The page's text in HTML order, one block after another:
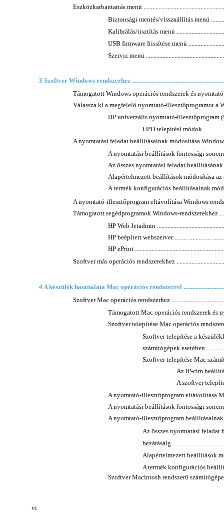
Eszközkarbantartás menü
Biztonsági mentés/visszaállítás menü
Kalibrálás/tisztítás menü
USB firmware frissítése menü
Szerviz menü
3 Szoftver Windows rendszerhez
Támogatott Windows operációs rendszerek és
Válassza ki a megfelelő nyomtató-illesztőprogramot a
HP univerzális nyomtató-illesztőprogram
UPD telepítési módok
A nyomtatási feladat beállításainak módosítása
A nyomtatási beállítások fontossági
Az összes nyomtatási feladat
Alapértelmezett beállítások módosítása az
A termék konfigurációs beállításainak
A nyomtató-illesztőprogram eltávolítása Windows
Támogatott segédprogramok Windows-rendszerekhez
HP Web Jetadmin
HP beépített webszerver
HP ePrint
Szoftver más operációs rendszerekhez
4 A készülék használata Mac operációs rendszerrel
Szoftver Mac operációs rendszerhez
Támogatott Mac operációs rendszerek és
Szoftver telepítése Mac operációs
Szoftver telepítése a
számítógépek esetében
Szoftver telepítése Mac
Az IP-cím
A szoftver
A nyomtató-illesztőprogram eltávolítása
A nyomtatási beállítások fontossági
A nyomtató-illesztőprogram beállításainak
Az összes nyomtatási feladat
bezárásáig
Alapértelmezett beállítások
A termék konfigurációs
Szoftver Macintosh rendszerű
vi